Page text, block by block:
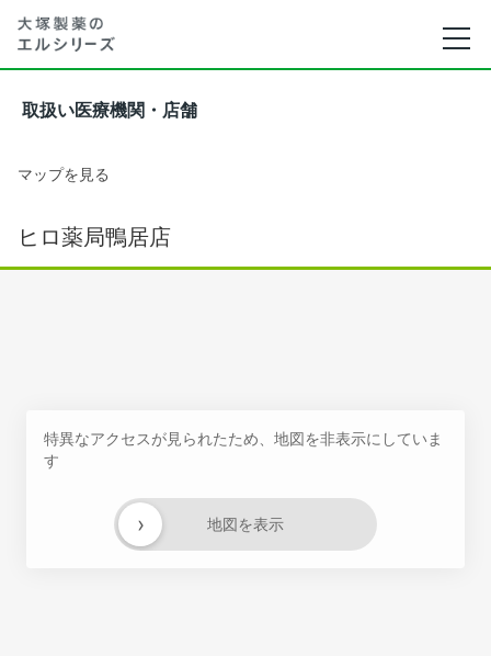
取扱い医療機関・店舗
マップを見る
ヒロ薬局鴨居店
特異なアクセスが見られたため、地図を非表示にしていま
す
地図を表示
›